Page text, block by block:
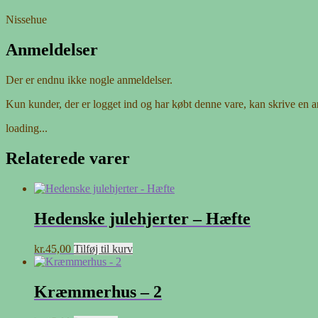
Nissehue
Anmeldelser
Der er endnu ikke nogle anmeldelser.
Kun kunder, der er logget ind og har købt denne vare, kan skrive en
loading...
Relaterede varer
Hedenske julehjerter – Hæfte
kr.45,00 Tilføj til kurv
Kræmmerhus – 2